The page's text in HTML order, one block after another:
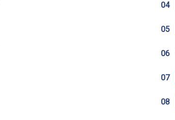
04
05
06
07
08